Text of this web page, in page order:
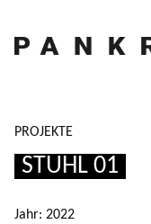
PROJEKTE
STUHL 01
Jahr: 2022